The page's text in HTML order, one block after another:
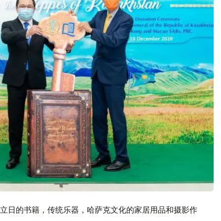
日的书籍，传统乐器，哈萨克文化的家居用品和摄影作